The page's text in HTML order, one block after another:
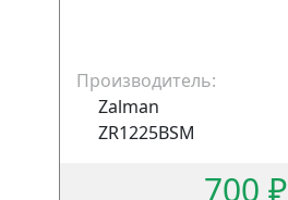
Производитель:
Zalman
ZR1225BSM
700 ₽